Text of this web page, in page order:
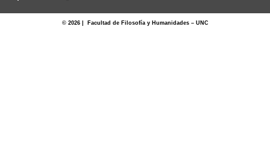
© 2026 | Facultad de Filosofía y Humanidades – UNC